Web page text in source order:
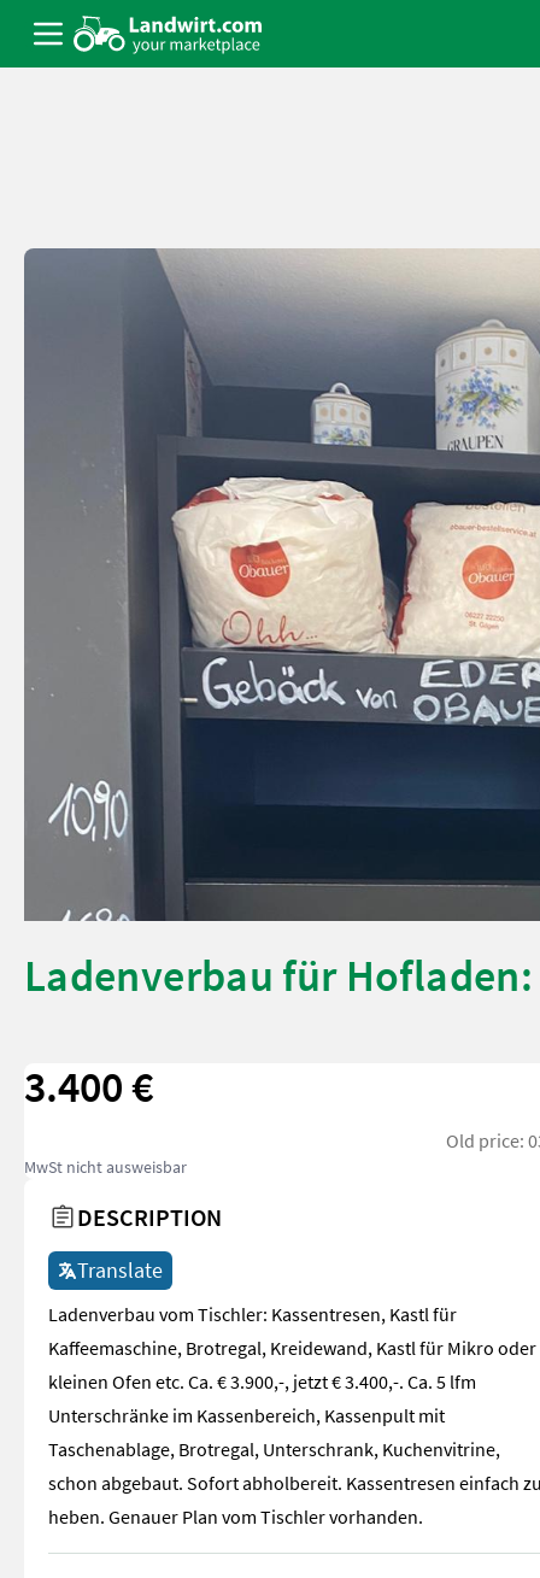
Ladenverbau für
3.400 €
Old price:
MwSt nicht ausweisbar
DESCRIPTION
Translate
Ladenverbau vom Tischler: Kassentresen, Kastl für
Kaffeemaschine, Brotregal, Kreidewand, Kastl für Mikro oder
kleinen Ofen etc. Ca. € 3.900,-, jetzt € 3.400,-. Ca. 5 lfm
Unterschränke im Kassenbereich, Kassenpult mit
Taschenablage, Brotregal, Unterschrank, Kuchenvitrine,
schon abgebaut. Sofort abholbereit. Kassentresen einfach zu
heben. Genauer Plan vom Tischler vorhanden.